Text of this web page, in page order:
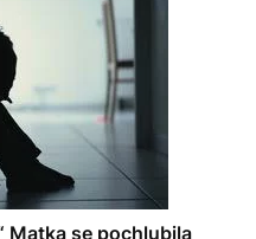
Matka se pochlubila